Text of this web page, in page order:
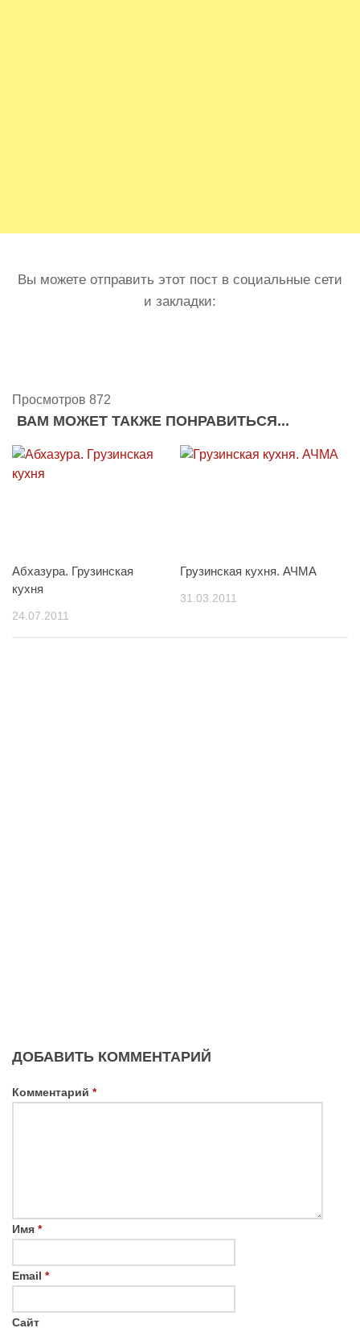
Вы можете отправить этот пост в социальные сети
и закладки:
Просмотров 872
ВАМ МОЖЕТ ТАКЖЕ ПОНРАВИТЬСЯ...
Абхазура. Грузинская
кухня
24.07.2011
Грузинская кухня. АЧМА
31.03.2011
ДОБАВИТЬ КОММЕНТАРИЙ
Комментарий *
Имя *
Email *
Сайт